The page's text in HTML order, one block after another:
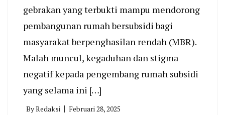
gebrakan yang terbukti mampu mendorong
pembangunan rumah bersubsidi bagi
masyarakat berpenghasilan rendah (MBR).
Malah muncul, kegaduhan dan stigma
negatif kepada pengembang rumah subsidi
yang selama ini […]
ByRedaksi Februari 28, 2025